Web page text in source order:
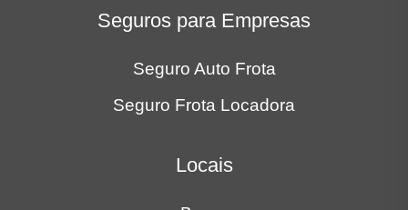
Seguros para Empresas
Seguro Auto Frota
Seguro Frota Locadora
Locais